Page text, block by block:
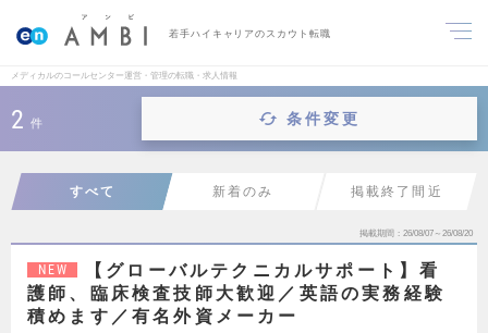
若手ハイキャリアのスカウト転職
メディカルのコールセンター運営・管理の転職・求人情報
2 件 条件変更
すべて 新着のみ 掲載終了間近
掲載期間 26/08/07～26/08/20
NEW
【グローバルテクニカルサポート】看
護師、臨床検査技師大歓迎／英語の実務経験
積めます／有名外資メーカー